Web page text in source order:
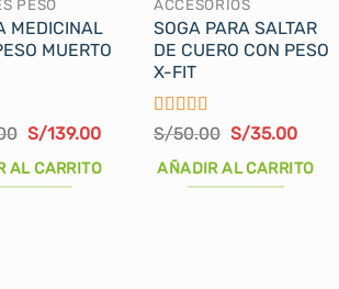
PESO
MEDICINAL
MUERTO
El
precio
original
era:
S/139.00El
actual
AL CARRITO
ACCESORIOS
SOGA PARA SALTAR
DE CUERO CON PESO
X-FIT
Valorado
con
S/50.00 El
precio
original
era:
S/35.00El
actual
AÑADIR AL CARRITO